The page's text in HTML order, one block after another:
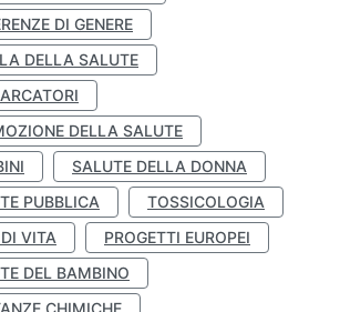
DI GENERE
DELLA SALUTE
DELLA SALUTE
SALUTE DELLA DONNA
PUBBLICA
TOSSICOLOGIA
VITA
PROGETTI EUROPEI
DEL BAMBINO
CHIMICHE